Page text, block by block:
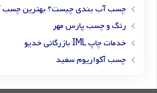
چسب آب بندی چیست؟ بهترین چسب
رنگ و چسب پارس مهر
خدمات چاپ IML بازرگانی خدیو
چسب آکواریوم سفید